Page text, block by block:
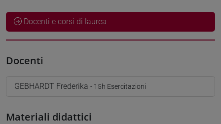
Docenti e corsi di laurea
Docenti
GEBHARDT Frederika - 15h Esercitazioni
Materiali didattici